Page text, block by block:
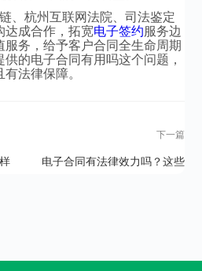
、杭州互联网法院、司法鉴定
达成合作，拓宽电子签约服务边
务，给予客户合同全生命周期
的电子合同有用吗这个问题，
法律保障。
下一篇
电子合同有法律效力吗？这些